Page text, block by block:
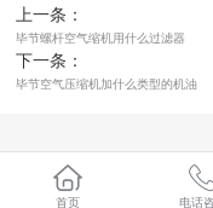
上一条：
毕节螺杆空气缩机用什么过滤器
下一条：
毕节空气压缩机加什么类型的机油
首页 电话